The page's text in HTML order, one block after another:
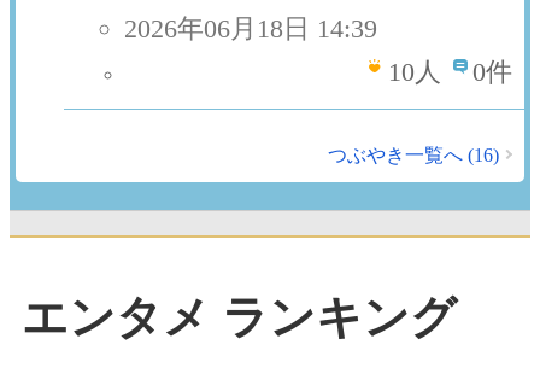
2026年06月18日 14:39
10 人 0件
つぶやき一覧へ (16)
エンタメ ランキング